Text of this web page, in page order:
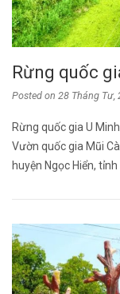
Rừng quốc
Posted on 28 Tháng Tư,
Rừng quốc gia U
Vườn quốc gia Mũi
huyện Ngọc Hiển,